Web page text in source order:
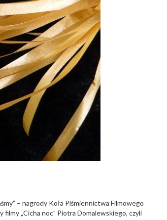
– nagrody Koła Piśmiennictwa Filmowego
„Cicha noc” Piotra Domalewskiego, czyli